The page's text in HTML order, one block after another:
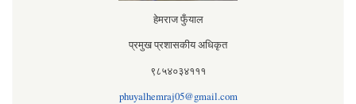
हेमराज फुँयाल
प्रमुख प्रशासकीय अधिकृत
९८५४०३४१११
phuyalhemraj05@gmail.com